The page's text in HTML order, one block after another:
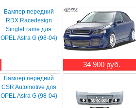
Бампер передний
RDX Racedesign
SingleFrame для
OPEL Astra G (98-04)
34 900 руб.
Бампер передний
CSR Automotive для
OPEL Astra G (98-04)